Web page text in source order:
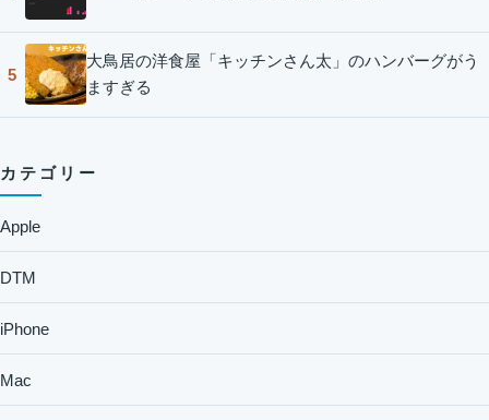
5
大鳥居の洋食屋「キッチンさん太」のハンバーグがう
ますぎる
カテゴリー
Apple
DTM
iPhone
Mac